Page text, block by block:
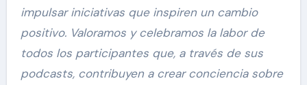
impulsar iniciativas que inspiren un cambio
positivo. Valoramos y celebramos la labor de
todos los participantes que, a través de sus
podcasts, contribuyen a crear conciencia sobre